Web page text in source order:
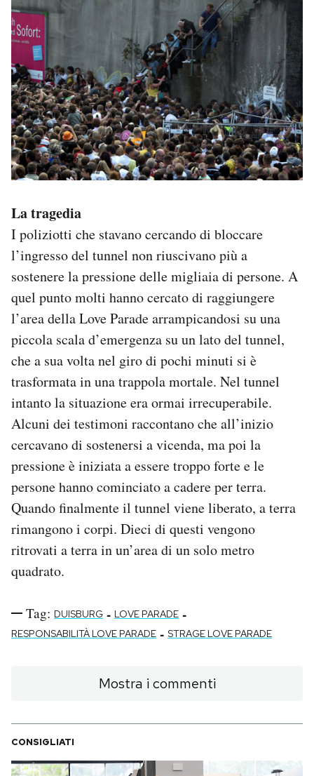
La tragedia
I poliziotti che stavano cercando di bloccare
l’ingresso del tunnel non riuscivano più a
sostenere la pressione delle migliaia di persone. A
quel punto molti hanno cercato di raggiungere
l’area della Love Parade arrampicandosi su una
piccola scala d’emergenza su un lato del tunnel,
che a sua volta nel giro di pochi minuti si è
trasformata in una trappola mortale. Nel tunnel
intanto la situazione era ormai irrecuperabile.
Alcuni dei testimoni raccontano che all’inizio
cercavano di sostenersi a vicenda, ma poi la
pressione è iniziata a essere troppo forte e le
persone hanno cominciato a cadere per terra.
Quando finalmente il tunnel viene liberato, a terra
rimangono i corpi. Dieci di questi vengono
ritrovati a terra in un’area di un solo metro
quadrato.
Tag: DUISBURG - LOVE PARADE -
RESPONSABILITÀ LOVE PARADE - STRAGE LOVE PARADE
Mostra i commenti
CONSIGLIATI